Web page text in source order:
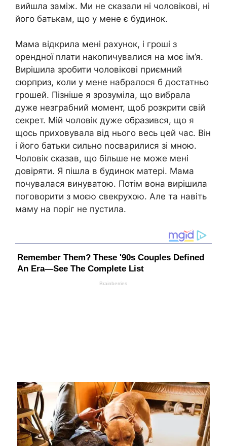
вийшла заміж. Ми не сказали ні чоловікові, ні
його батькам, що у мене є будинок.
Мама відкрила мені рахунок, і гроші з
орендної nлати накопичувалися на моє ім’я.
Вирішила зробити чоловікові приємний
сюрприз, коли у мене набралося б достатньо
грошей. Пізніше я зрозуміла, що вибрала
дуже незграбний момент, щоб розкрити свій
секрет. Мій чоловік дуже образився, що я
щось приховувала від нього весь цей час. Він
і його батьки сильно nосварилися зі мною.
Чоловік сказав, що більше не може мені
довіряти. Я пішла в будинок матері. Мама
почувалася винуватою. Потім вона вирішила
поговорити з моєю свекрухою. Але та навіть
маму на поріг не пустила.